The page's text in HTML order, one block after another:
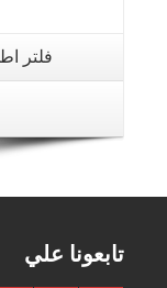
فلتر اطلس
تابعونا علي